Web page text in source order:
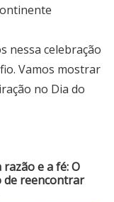
nessa celebração
Vamos mostrar
no Dia do
razão e a fé: O
de reencontrar